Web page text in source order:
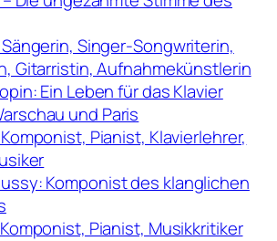
Sängerin, Singer-Songwriterin,
Gitarristin, Aufnahmekünstlerin
Ein Leben für das Klavier
und Paris
Komponist, Pianist, Klavierlehrer,
Komponist des klanglichen
Komponist, Pianist, Musikkritiker